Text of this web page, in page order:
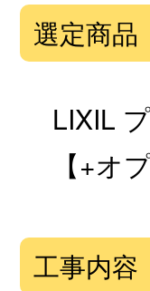
選定商品
LIXIL
【+オ
工事内容